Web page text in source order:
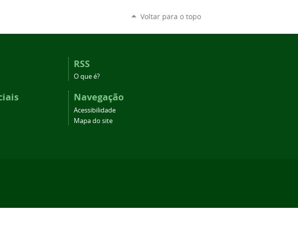
Voltar para o topo
RSS
O que é?
Navegação
Acessibilidade
Mapa do site